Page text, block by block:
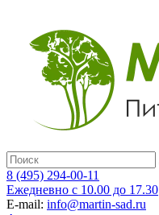
8 (495) 294-00-11
Ежедневно с 10.00 до 17.30
E-mail: info@martin-sad.ru